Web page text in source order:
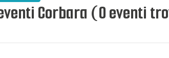
Corbara (0 eventi